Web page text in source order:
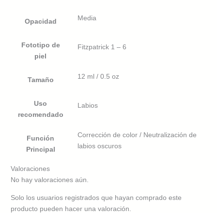
Opacidad Media
Fototipo de
piel
Fitzpatrick 1 – 6
Tamaño 12 ml / 0.5 oz
Uso
recomendado
Labios
Función
Principal
Corrección de color / Neutralización de
labios oscuros
Valoraciones
No hay valoraciones aún.
Solo los usuarios registrados que hayan comprado este
producto pueden hacer una valoración.